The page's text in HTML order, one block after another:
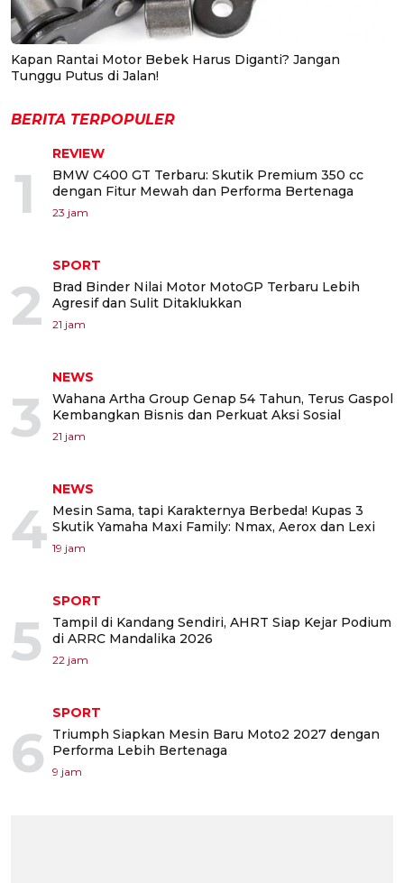
Kapan Rantai Motor Bebek Harus Diganti? Jangan
Tunggu Putus di Jalan!
BERITA TERPOPULER
1
REVIEW
BMW C400 GT Terbaru: Skutik Premium 350 cc
dengan Fitur Mewah dan Performa Bertenaga
23 jam
2
SPORT
Brad Binder Nilai Motor MotoGP Terbaru Lebih
Agresif dan Sulit Ditaklukkan
21 jam
3
NEWS
Wahana Artha Group Genap 54 Tahun, Terus Gaspol
Kembangkan Bisnis dan Perkuat Aksi Sosial
21 jam
4
NEWS
Mesin Sama, tapi Karakternya Berbeda! Kupas 3
Skutik Yamaha Maxi Family: Nmax, Aerox dan Lexi
19 jam
5
SPORT
Tampil di Kandang Sendiri, AHRT Siap Kejar Podium
di ARRC Mandalika 2026
22 jam
6
SPORT
Triumph Siapkan Mesin Baru Moto2 2027 dengan
Performa Lebih Bertenaga
9 jam